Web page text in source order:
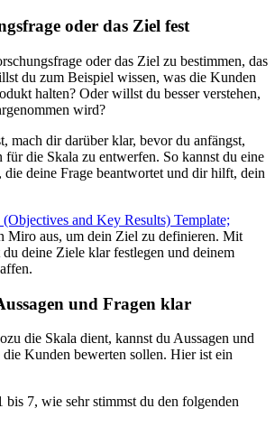
oder das Ziel fest
oder das Ziel zu bestimmen, das
du zum Beispiel wissen, was die Kunden
halten? Oder willst du besser verstehen,
wird?
mach dir darüber klar, bevor du anfängst,
für die Skala zu entwerfen. So kannst du eine
deine Frage beantwortet und dir hilft, dein
and Key Results) Template;
Miro aus, um dein Ziel zu definieren. Mit
deine Ziele klar festlegen und deinem
und Fragen klar
die Skala dient, kannst du Aussagen und
die Kunden bewerten sollen. Hier ist ein
7, wie sehr stimmst du den folgenden